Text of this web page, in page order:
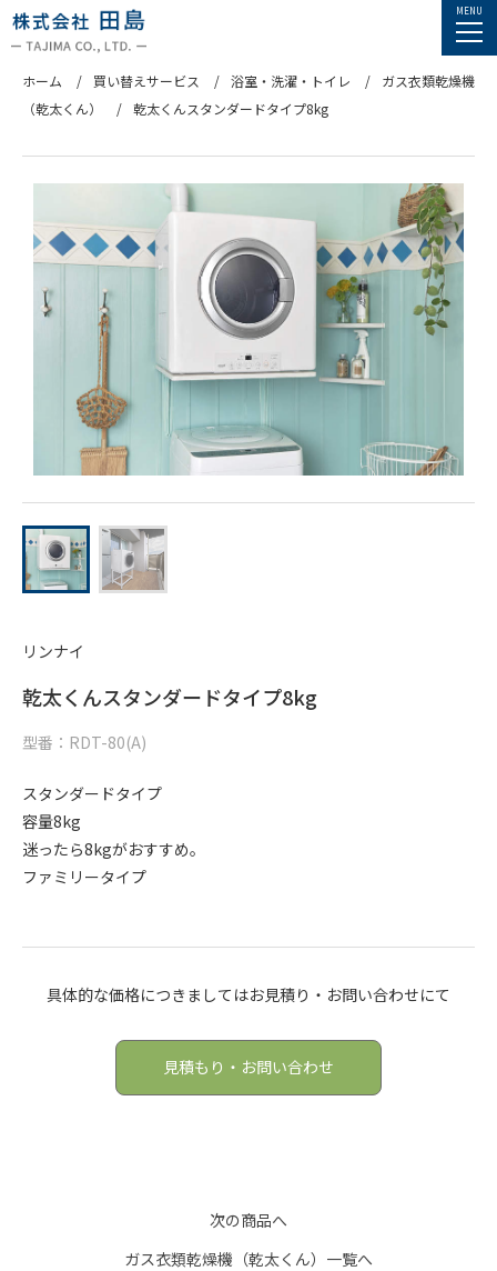
ホーム 買い替えサービス 浴室・洗濯・トイレ
ガス衣類乾燥機
（乾太くん）
乾太くんスタンダードタイプ8kg
リンナイ
乾太くんスタンダードタイプ8kg
型番：RDT-80(A)
スタンダードタイプ
容量8kg
迷ったら8kgがおすすめ。
ファミリータイプ
具体的な価格につきましてはお見積り・お問い合わせにて
見積もり・お問い合わせ
ガス衣類乾燥機（乾太くん）一覧へ
次の商品へ